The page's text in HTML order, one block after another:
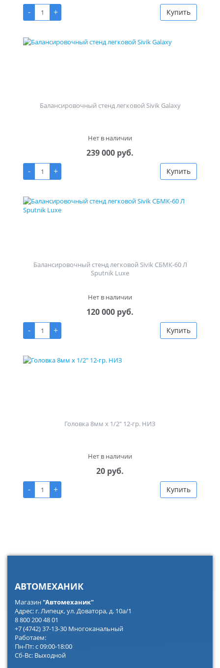
- + Купить
Балансировочный стенд легковой Sivik Galaxy
Нет в наличии
239 000 руб.
-
+ Купить
Балансировочный стенд легковой Sivik СБМК-60 Л
Sputnik Luxe
Нет в наличии
120 000 руб.
-
+ Купить
Головка 8мм х 1/2" 12-гр. НИЗ
Нет в наличии
20 руб.
-
+ Купить
АВТОМЕХАНИК
Магазин"Автомеханик"
Адрес: г. Липецк, ул. Доватора, д. 10а/1
8 800 200 48 01
+7 (4742) 37-13-30 Многоканальный
Работаем:
Пн-Пт: с 09:00-18:00
Сб-Вс: Выходной